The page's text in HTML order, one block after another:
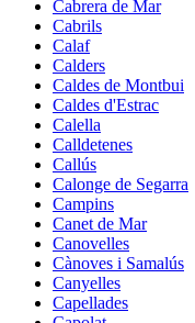
Cabrera de Mar
Cabrils
Calaf
Calders
Caldes de Montbui
Caldes d'Estrac
Calella
Calldetenes
Callús
Calonge de Segarra
Campins
Canet de Mar
Canovelles
Cànoves i Samalús
Canyelles
Capellades